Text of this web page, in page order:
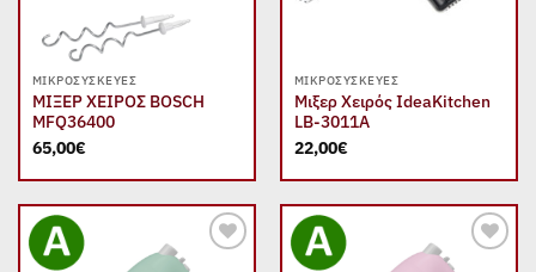
ΜΙΚΡΟΣΥΣΚΕΥΈΣ
ΜΙΞΕΡ ΧΕΙΡΟΣ BOSCH
MFQ36400
65,00€
ΜΙΚΡΟΣΥΣΚΕΥΈΣ
Μιξερ Χειρός IdeaKitchen
LB-3011A
22,00€